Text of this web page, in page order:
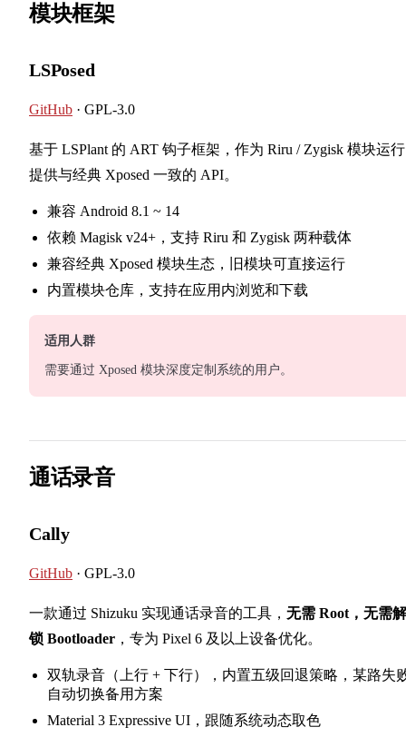
模块框架
LSPosed
GitHub · GPL-3.0
基于 LSPlant 的 ART 钩子框架，作为 Riru / Zygisk 模块运
提供与经典 Xposed 一致的 API。
兼容 Android 8.1 ~ 14
依赖 Magisk v24+，支持 Riru 和 Zygisk 两种载体
兼容经典 Xposed 模块生态，旧模块可直接运行
内置模块仓库，支持在应用内浏览和下载
适用人群
需要通过 Xposed 模块深度定制系统的用户。
通话录音
Cally
GitHub · GPL-3.0
一款通过 Shizuku 实现通话录音的工具， 无需 Root，无需解
锁 Bootloader ，专为 Pixel 6 及以上设备优化。
双轨录音（上行 + 下行），内置五级回退策略，某路失
自动切换备用方案
Material 3 Expressive UI，跟随系统动态取色